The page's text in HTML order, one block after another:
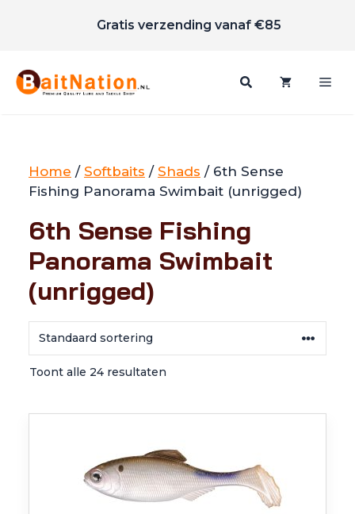
inhoud
Gratis verzending vanaf €85
Home / Softbaits / Shads / 6th Sense
Fishing Panorama Swimbait (unrigged)
6th Sense Fishing
Panorama Swimbait
(unrigged)
Toont alle 24 resultaten